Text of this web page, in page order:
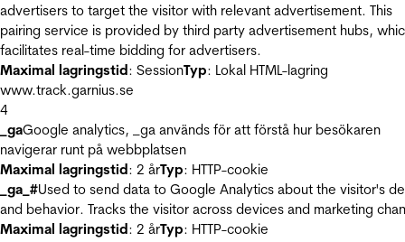
advertisers to target the visitor with relevant advertisement. This
pairing service is provided by third party advertisement hubs,
facilitates real-time bidding for advertisers.
Maximal lagringstid: SessionTyp: Lokal HTML-lagring
www.track.garnius.se
4
_gaGoogle analytics, _ga används för att förstå hur besökaren
navigerar runt på webbplatsen
Maximal lagringstid: 2 årTyp: HTTP-cookie
_ga_#Used to send data to Google Analytics about the visitor's
and behavior. Tracks the visitor across devices and marketing
Maximal lagringstid: 2 årTyp: HTTP-cookie